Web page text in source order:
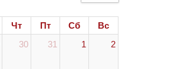
Чт Пт Сб
Вс
30 31 1 2